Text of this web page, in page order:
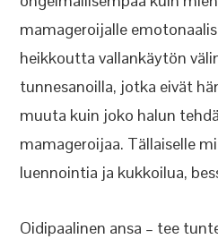
mamageroijalle
heikkoutta vallankäytön
tunnesanoilla, jotka eivät
muuta kuin joko halun
mamageroijaa. Tällaiselle
luennointia ja kukkoilua,
Oidipaalinen ansa – tee